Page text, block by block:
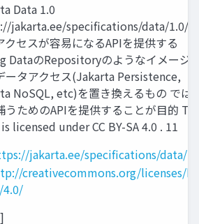
Data 1.0
jakarta.ee/specifications/data/1.0/
クセスが容易になるAPIを提供する
DataのRepositoryのようなイメージ
ータアクセス(Jakarta Persistence,
NoSQL, etc)を置き換えるもの では
うためのAPIを提供することが目的
licensed under CC BY-SA 4.0 . 11
jakarta.ee/specifications/data/
creativecommons.org/licenses/
4.0/